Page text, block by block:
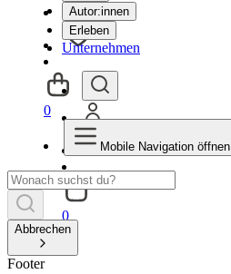
Autor:innen
Erleben
Unternehmen
0
0
Mobile Navigation öffnen
Abbrechen
Footer